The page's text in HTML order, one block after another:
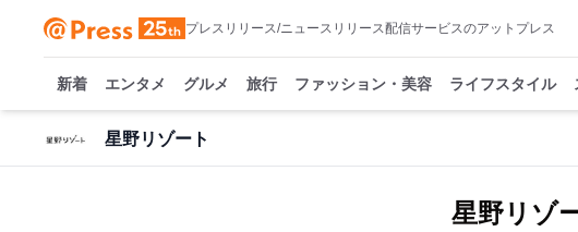
プレスリリース/ニュースリリース配信サービスのアットプレス
新着 エンタメ グルメ 旅行 ファッション・美容 ライフスタイル
星野リゾート
星野リゾ